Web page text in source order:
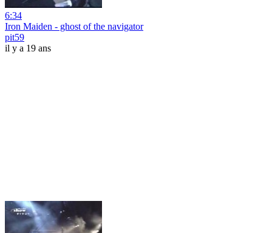
6:34
Iron Maiden - ghost of the navigator
pit59
il y a 19 ans